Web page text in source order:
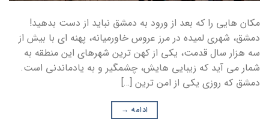
مکان هایی را که بعد از ورود به دمشق نباید از دست بدهید!
دمشق، شهری لمیده در مرز عروس خاورمیانه، پهنه ای با بیش از
سه هزار سال قدمت، یکی از کهن ترین شهرهای این منطقه به
شمار می آید که زیبایی هایش، چشمگیر و به یادماندنی است.
دمشق که روزی یکی از امن ترین […]
ادامه →